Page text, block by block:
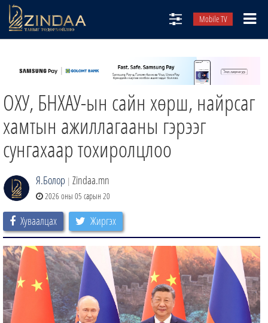
Mobile TV
ТВ8
ӨГЛӨӨНИЙ СОНИН
АУДИО ЗОХИОЛ
ОХУ, БНХАУ-ын сайн хөрш, найрсаг
хамтын ажиллагааны гэрээг
сунгахаар тохиролцлоо
Я.Болор | Zindaa.mn
2026 оны 05 сарын 20
Хуваалцах Жиргэх